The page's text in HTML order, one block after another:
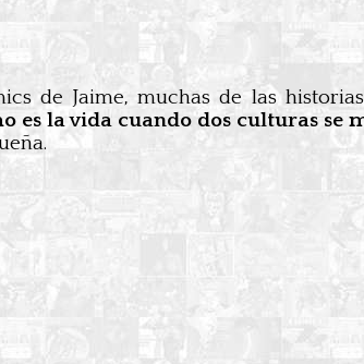
de Jaime, muchas de las
es la vida cuando dos culturas se